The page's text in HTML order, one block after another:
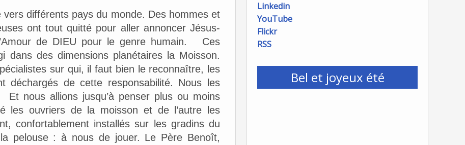
Linkedin
YouTube
Flickr
RSS
Bel et joyeux été
différents pays du monde. Des hommes et
ont tout quitté pour aller annoncer Jésus-
de DIEU pour le genre humain. Ces
dans des dimensions planétaires la Moisson.
sur qui, il faut bien le reconnaître, les
déchargés de cette responsabilité. Nous les
nous allions jusqu’à penser plus ou moins
les ouvriers de la moisson et de l’autre les
confortablement installés sur les gradins du
pelouse : à nous de jouer. Le Père Benoît,